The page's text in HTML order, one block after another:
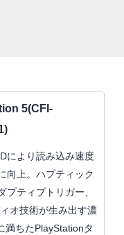
5(CFI-
により読み込み速度
向上。ハプティック
プティブトリガー、
オ技術が生み出す濃
満ちたPlayStationタ